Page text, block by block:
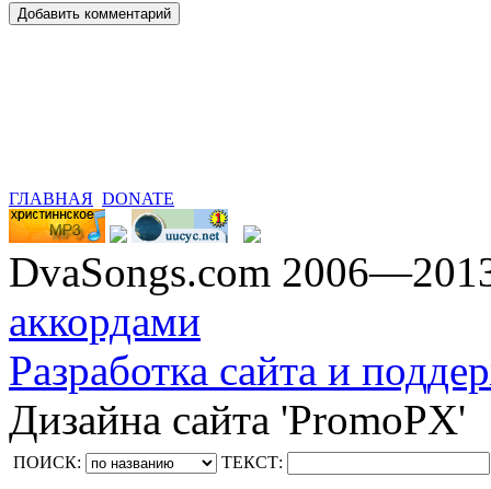
ГЛАВНАЯ DONATE
DvaSongs.com
аккордами
Разработка сайта и
Дизайна сайта 'PromoPX'
ПОИСК: ТЕКСТ: